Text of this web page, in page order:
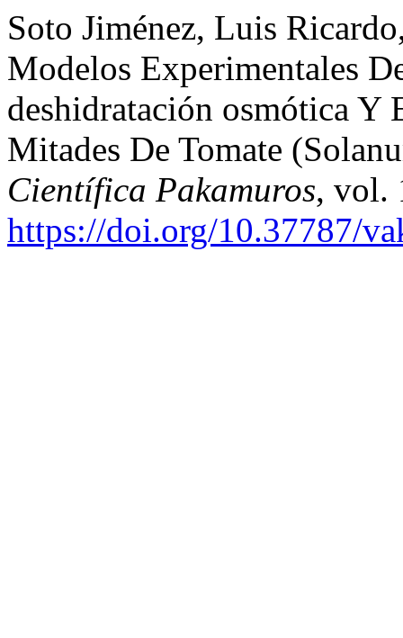
Soto Jiménez, Luis
Modelos Experimentales
deshidratación osmótica Y
Mitades De Tomate
Científica Pakamuros, vol.
https://doi.org/10.37787/